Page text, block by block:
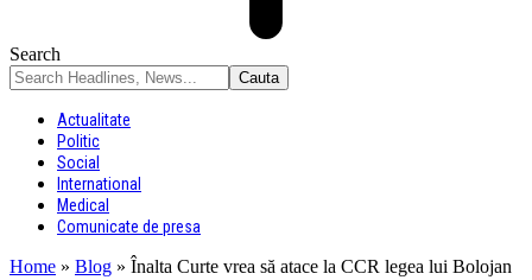
Search
Actualitate
Politic
Social
International
Medical
Comunicate de presa
Home » Blog » Înalta Curte vrea să atace la CCR legea lui Bolojan